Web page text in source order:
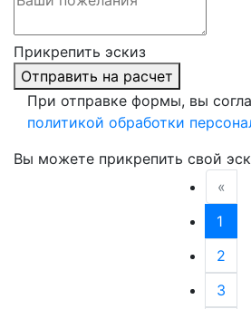
Прикрепить эскиз
Отправить на расчет
При отправке формы, вы
политикой обработки
Вы можете прикрепить свой
«
1
2
3